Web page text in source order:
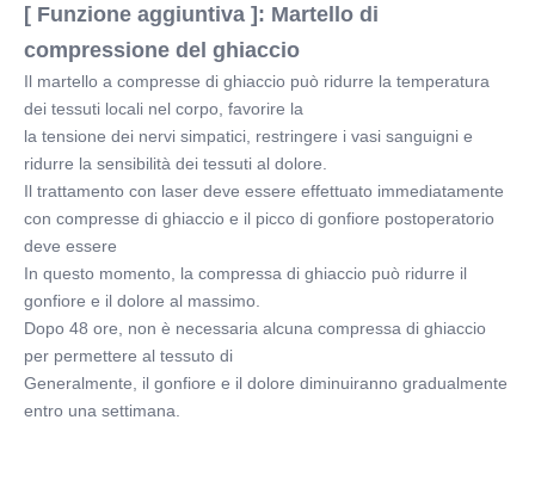
[ Funzione aggiuntiva ]: Martello di
compressione del ghiaccio
Il martello a compresse di ghiaccio può ridurre la temperatura
dei tessuti locali nel corpo, favorire la
la tensione dei nervi simpatici, restringere i vasi sanguigni e
ridurre la sensibilità dei tessuti al dolore.
Il trattamento con laser deve essere effettuato immediatamente
con compresse di ghiaccio e il picco di gonfiore postoperatorio
deve essere
In questo momento, la compressa di ghiaccio può ridurre il
gonfiore e il dolore al massimo.
Dopo 48 ore, non è necessaria alcuna compressa di ghiaccio
per permettere al tessuto di
Generalmente, il gonfiore e il dolore diminuiranno gradualmente
entro una settimana.